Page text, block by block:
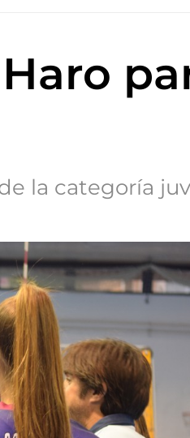
la categoría